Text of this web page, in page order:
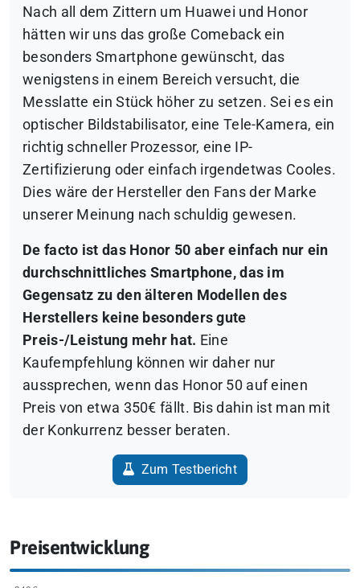
Nach all dem Zittern um Huawei und Honor
hätten wir uns das große Comeback ein
besonders Smartphone gewünscht, das
wenigstens in einem Bereich versucht, die
Messlatte ein Stück höher zu setzen. Sei es ein
optischer Bildstabilisator, eine Tele-Kamera, ein
richtig schneller Prozessor, eine IP-
Zertifizierung oder einfach irgendetwas Cooles.
Dies wäre der Hersteller den Fans der Marke
unserer Meinung nach schuldig gewesen.
De facto ist das Honor 50 aber einfach nur ein
durchschnittliches Smartphone, das im
Gegensatz zu den älteren Modellen des
Herstellers keine besonders gute
Preis-/Leistung mehr hat. Eine
Kaufempfehlung können wir daher nur
aussprechen, wenn das Honor 50 auf einen
Preis von etwa 350€ fällt. Bis dahin ist man mit
der Konkurrenz besser beraten.
Zum Testbericht
Preisentwicklung